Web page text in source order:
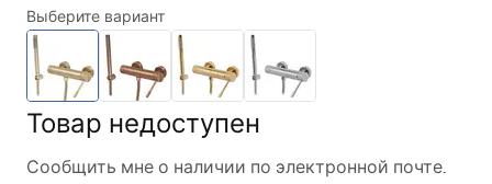
Выберите вариант
Товар недоступен
Сообщить мне о наличии по электронной почте.